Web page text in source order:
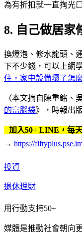
為有折扣就一直掏光
8. 自己做居家
換燈泡、修水龍頭、
下不少錢，可以上網
住，家中設備壞了怎
（本文摘自陳重銘、
的富腦袋》，時報出版
加入50+ LINE，每
→ https://
投資
退休理財
用行動支持50+
媒體是推動社會朝向